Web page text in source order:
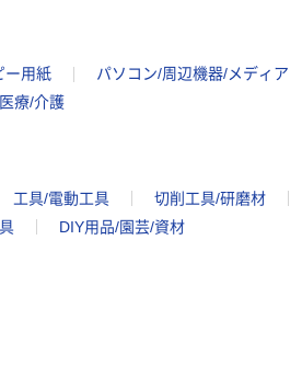
ー用紙 パソコン/周辺機器/メディア
療/介護
工具/電動工具 切削工具/研磨材
DIY用品/園芸/資材